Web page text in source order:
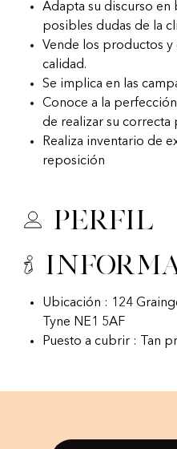
Adapta su discurso en
posibles dudas de la
Vende los productos
calidad.
Se implica en las
Conoce a la
de realizar su correcta
Realiza inventario de
reposición
Perfil
Ubicación : 124
Tyne NE1 5AF
Puesto a cubrir : Tan